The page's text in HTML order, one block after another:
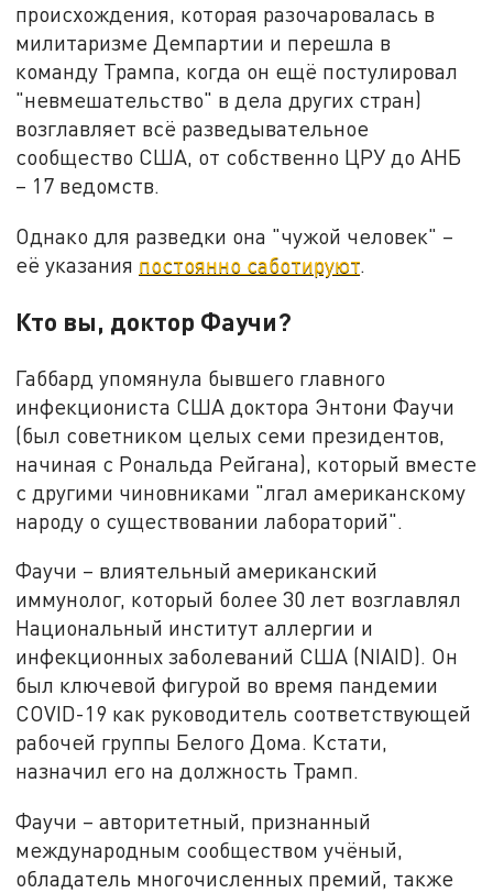
происхождения, которая разочаровалась в
милитаризме Демпартии и перешла в
команду Трампа, когда он ещё постулировал
"невмешательство" в дела других стран)
возглавляет всё разведывательное
сообщество США, от собственно ЦРУ до АНБ
– 17 ведомств.
Однако для разведки она "чужой человек" –
её указания постоянно саботируют.
Кто вы, доктор Фаучи?
Габбард упомянула бывшего главного
инфекциониста США доктора Энтони Фаучи
(был советником целых семи президентов,
начиная с Рональда Рейгана), который вместе
с другими чиновниками "лгал американскому
народу о существовании лабораторий".
Фаучи – влиятельный американский
иммунолог, который более 30 лет возглавлял
Национальный институт аллергии и
инфекционных заболеваний США (NIAID). Он
был ключевой фигурой во время пандемии
COVID-19 как руководитель соответствующей
рабочей группы Белого Дома. Кстати,
назначил его на должность Трамп.
Фаучи – авторитетный, признанный
международным сообществом учёный,
обладатель многочисленных премий, также